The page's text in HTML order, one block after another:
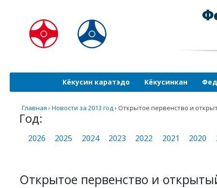
Кёкусин каратэдо Кёкусинкан
Главная › Новости за 2013 год› Открытое первенство и
Год:
2026 2025 2024 2023 2022 2021 2020
Открытое первенство и